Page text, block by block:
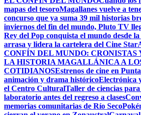
mapas del tesoroMagallanes vuelve a
concurso que ya suma 39 mil historias
inviernos del fin del mundo, Pluto TV
Rey del Pop conquista el mundo desde
arrasa y lidera la cartelera del Cine Star
CONFÍN DEL MUNDO: CRONISTAS
LA HISTORIA MAGALLÁNICA A
COTIDIANOSEstrenos de cine en
animación y drama históricoElectrónica
el Centro CulturalTaller de ciencias
laboratorio antes del regreso a clases
memorias comunitarias de Río Seco